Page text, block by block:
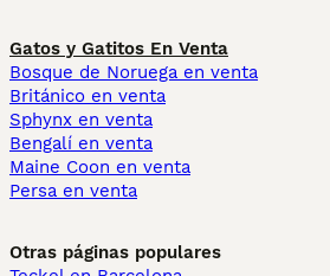
Gatos y Gatitos En Venta
Bosque de Noruega en venta
Británico en venta
Sphynx en venta
Bengalí en venta
Maine Coon en venta
Persa en venta
Otras páginas populares